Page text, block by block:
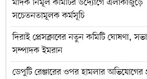
মাদক নির্মূল কমিটির উদ্যোগে এলাকাজুড়ে
সচেতনতামূলক কর্মসূচি
দিরাই প্রেসক্লাবের নতুন কমিটি ঘোষণা,
সম্পাদক ইমরান
ডেপুটি রেঞ্জারের ওপর হামলার অভিযোগের